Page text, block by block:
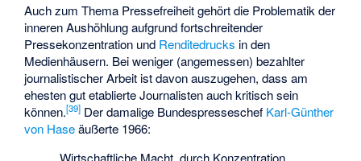
Auch zum Thema Pressefreiheit gehört die Problematik der
inneren Aushöhlung aufgrund fortschreitender
Pressekonzentration und Renditedrucks in den
Medienhäusern. Bei weniger (angemessen) bezahlter
journalistischer Arbeit ist davon auszugehen, dass am
ehesten gut etablierte Journalisten auch kritisch sein
können.[39] Der damalige Bundespresseschef Karl-Günther
von Haseäußerte 1966:
„Wirtschaftliche Macht, durch Konzentration